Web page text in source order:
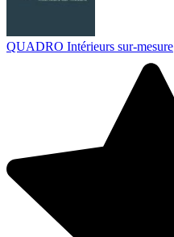
QUADRO Intérieurs sur-mesure